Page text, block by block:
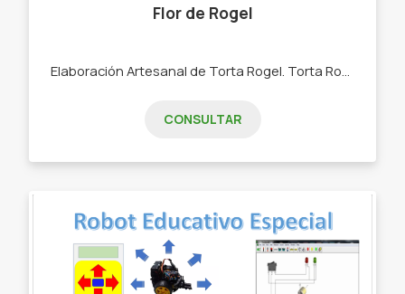
Flor de Rogel
CONSULTAR